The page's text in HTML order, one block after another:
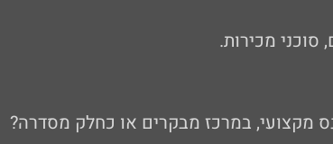
מכירות.
מקצועי, במרכז מבקרים או כחלק מסדרה?